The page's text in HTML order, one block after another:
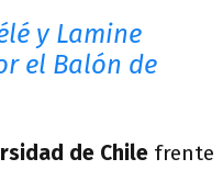
y Lamine
el Balón de
de Chile frente